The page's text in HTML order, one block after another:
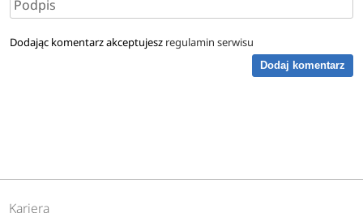
Dodając komentarz akceptujesz regulamin serwisu
Dodaj komentarz
Kariera